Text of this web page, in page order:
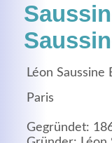
Léon Saussine
Paris
Gegründet:
Lorem ipsum
elit.